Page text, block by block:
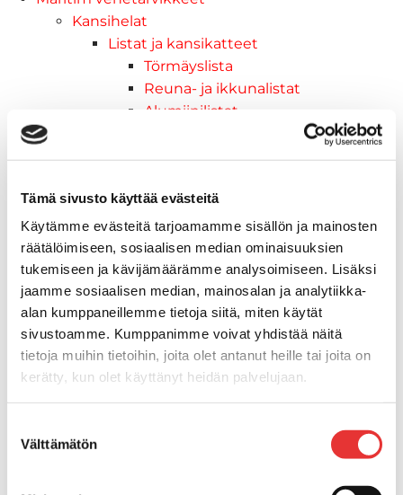
Tämä sivusto käyttää evästeitä
Käytämme evästeitä tarjoamamme sisällön ja mainosten
räätälöimiseen, sosiaalisen median ominaisuuksien
tukemiseen ja kävijämäärämme analysoimiseen. Lisäksi
jaamme sosiaalisen median, mainosalan ja analytiikka-
alan kumppaneillemme tietoja siitä, miten käytät
sivustoamme. Kumppanimme voivat yhdistää näitä
tietoja muihin tietoihin, joita olet antanut heille tai joita on
kerätty, kun olet käyttänyt heidän palvelujaan.
valinta
Välttämätön
Kansihelat
Listat ja kansikatteet
Törmäyslista
Reuna- ja ikkunalistat
Alumiinilistat
Reuna-, köli-, törmäyslistat ja
Muut tarvikkeet
Köli- ja eväsuojat
Venetikkaat
Keulatikkaat, -tasot ja
varusteet
Kasettitikkaat
Keulatikkaat
Kaide- ja kuomuhelat
Muut tarvikkeet
Kaidevaijerit, -verkot ja
Keulatikkaat, -tasot ja